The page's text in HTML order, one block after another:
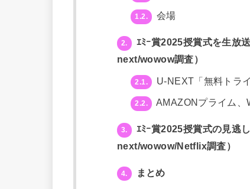
1.2. 会場
2.
ｴﾐｰ賞2025授賞式を生放
next/wowow調査）
2.1. U-NEXT「無料トラ
2.2. AMAZONプライム、
3.
ｴﾐｰ賞2025授賞式の見逃
next/wowow/Netflix調査）
4. まとめ